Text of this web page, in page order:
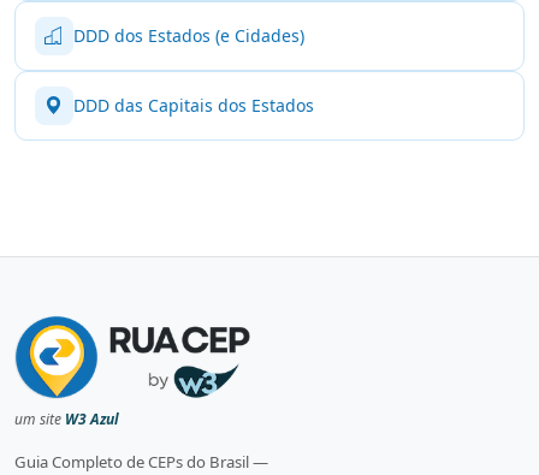
DDD dos Estados (e Cidades)
DDD das Capitais dos Estados
um site W3 Azul
Guia Completo de CEPs do Brasil —